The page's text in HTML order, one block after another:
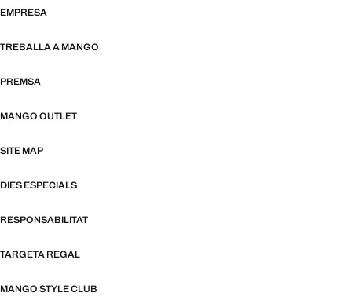
EMPRESA
TREBALLA A MANGO
PREMSA
MANGO OUTLET
SITE MAP
DIES ESPECIALS
RESPONSABILITAT
TARGETA REGAL
MANGO STYLE CLUB